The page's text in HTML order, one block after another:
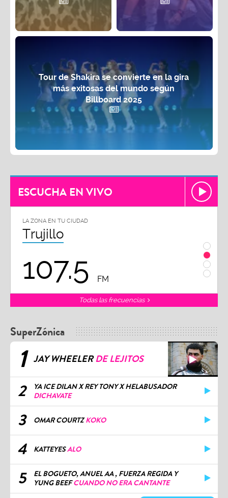
Tour de Shakira se convierte en la gira
más exitosas del mundo según
Billboard 2025
ESCUCHA EN VIVO
LA ZONA EN TU CIUDAD
Chiclayo
102.3 FM
Todas las frecuencias
SuperZónica
1 JAY WHEELERDE LEJITOS
2
YA ICE DILAN X REY TONY X HELABUSADOR
DICHAVATE
3 OMAR COURTZKOKO
4 KATTEYESALO
5
EL BOGUETO, ANUEL AA , FUERZA REGIDA Y
YUNG BEEFCUANDO NO ERA CANTANTE